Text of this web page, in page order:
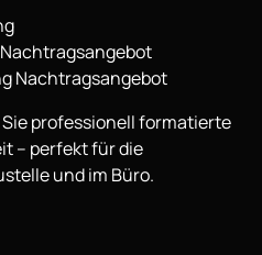
Nachtragsangebot
professionell formatierte
– perfekt für die
und im Büro.